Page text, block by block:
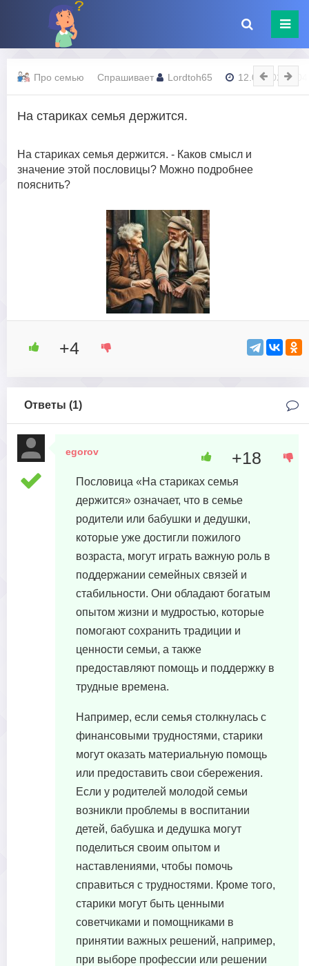
Про семью Спрашивает Lordtoh65 12.08.2023 -
На стариках семья держится.
На стариках семья держится. - Каков смысл и
значение этой пословицы? Можно подробнее
пояснить?
+4
Ответы (1)
egorov
Пословица «На стариках семья
держится» означает, что в семье
родители или бабушки и дедушки,
которые уже достигли пожилого
возраста, могут играть важную роль в
поддержании семейных связей и
стабильности. Они обладают богатым
опытом жизни и мудростью, которые
помогают сохранить традиции и
ценности семьи, а также
предоставляют помощь и поддержку в
трудные времена.
Например, если семья столкнулась с
финансовыми трудностями, старики
могут оказать материальную помощь
или предоставить свои сбережения.
Если у родителей молодой семьи
возникли проблемы в воспитании
детей, бабушка и дедушка могут
поделиться своим опытом и
наставлениями, чтобы помочь
справиться с трудностями. Кроме того,
старики могут быть ценными
советчиками и помощниками в
принятии важных решений, например,
при выборе профессии или решении
+18